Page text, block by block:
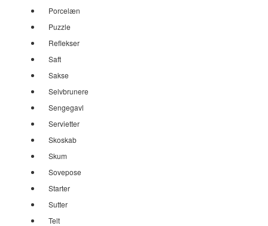
Porcelæn
Puzzle
Reflekser
Saft
Sakse
Selvbrunere
Sengegavl
Servietter
Skoskab
Skum
Sovepose
Starter
Sutter
Telt